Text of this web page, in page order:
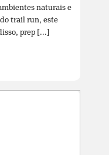
naturais e
trail run, este
prep [...]